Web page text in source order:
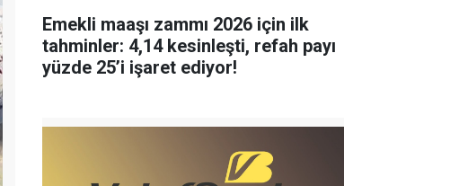
Emekli maaşı zammı 2026 için ilk
tahminler: 4,14 kesinleşti, refah payı
yüzde 25’i işaret ediyor!